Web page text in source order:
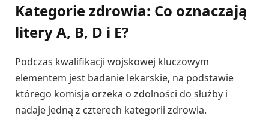
Kategorie zdrowia: Co oznaczają
litery A, B, D i E?
Podczas kwalifikacji wojskowej kluczowym
elementem jest badanie lekarskie, na podstawie
którego komisja orzeka o zdolności do służby i
nadaje jedną z czterech kategorii zdrowia.